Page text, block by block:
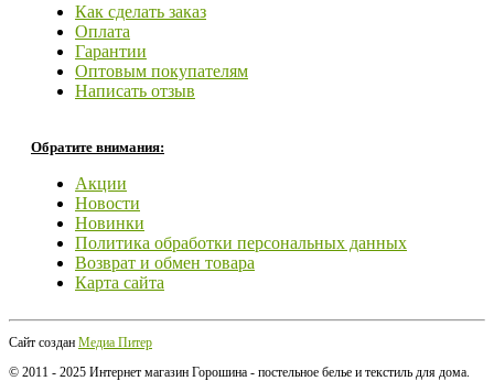
Как сделать заказ
Оплата
Гарантии
Оптовым покупателям
Написать отзыв
Обратите внимания:
Акции
Новости
Новинки
Политика обработки персональных данных
Возврат и обмен товара
Карта сайта
Сайт создан Медиа Питер
© 2011 - 2025 Интернет магазин Горошина - постельное белье и текстиль для дома.